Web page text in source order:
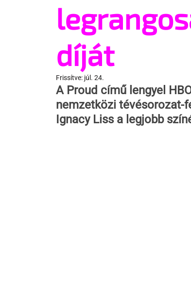
díját
Frissítve: júl. 24.
A Proud című lengyel
nemzetközi tévésorozat-
Ignacy Liss a legjobb